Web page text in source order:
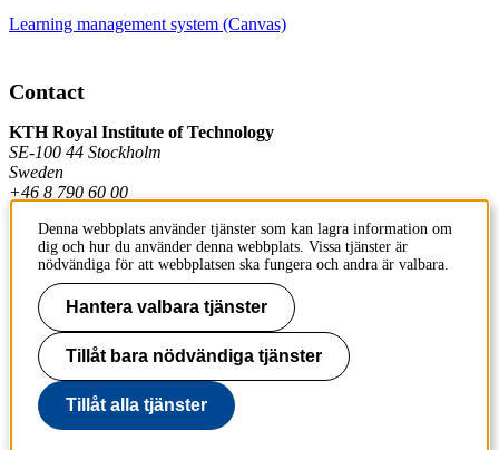
Learning management system (Canvas)
Contact
KTH Royal Institute of Technology
SE-100 44 Stockholm
Sweden
+46 8 790 60 00
Contact KTH
Work at KTH
Press and media
About KTH website
Denna webbplats använder tjänster som kan lagra information om
dig och hur du använder denna webbplats. Vissa tjänster är
nödvändiga för att webbplatsen ska fungera och andra är valbara.
Hantera valbara tjänster
Tillåt bara nödvändiga tjänster
Tillåt alla tjänster